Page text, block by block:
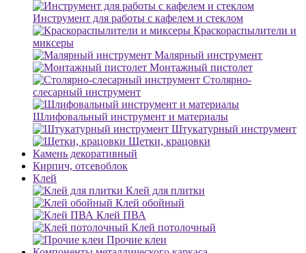
Инструмент для работы с кафелем и стеклом
Краскораспылители и
миксеры
Малярный инструмент
Монтажный пистолет
Столярно-
слесарный инструмент
Шлифовальный инструмент и материалы
Штукатурный инструмент
Щетки, крацовки
Камень декоративный
Кирпич, отсевоблок
Клей
Клей для плитки
Клей обойный
Клей ПВА
Клей потолочный
Прочие клеи